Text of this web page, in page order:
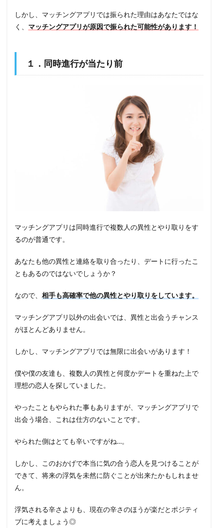
しかし、マッチングアプリでは振られた理由はあなたではな
く、 マッチングアプリが原因で振られた可能性があります！
１．同時進行が当たり前
マッチングアプリは同時進行で複数人の異性とやり取りをす
るのが普通です。
あなたも他の異性と連絡を取り合ったり、デートに行ったこ
ともあるのではないでしょうか？
なので、 相手も高確率で他の異性とやり取りをしています。
マッチングアプリ以外の出会いでは、異性と出会うチャンス
がほとんどありません。
しかし、マッチングアプリでは無限に出会いがあります！
僕や僕の友達も、複数人の異性と何度かデートを重ねた上で
理想の恋人を探していました。
やったこともやられた事もありますが、マッチングアプリで
出会う場合、これは仕方のないことです。
やられた側はとても辛いですがね…。
しかし、このおかげで本当に気の合う恋人を見つけることが
できて、将来の浮気を未然に防ぐことが出来たかもしれませ
ん。
浮気される辛さよりも、現在の辛さのほうが楽だとポジティ
ブに考えましょう◎